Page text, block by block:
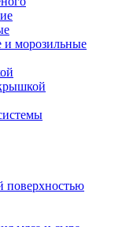
и морозильные
поверхностью